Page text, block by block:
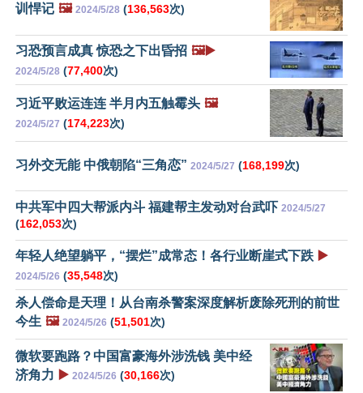
训悍记 🖼️ 2024/5/28 (136,563次)
习恐预言成真 惊恐之下出昏招 🖼️▶️
2024/5/28 (77,400次)
习近平败运连连 半月内五触霉头 🖼️
2024/5/27 (174,223次)
习外交无能 中俄朝陷“三角恋” 2024/5/27 (168,199次)
中共军中四大帮派内斗 福建帮主发动对台武吓 2024/5/27
(162,053次)
年轻人绝望躺平，“摆烂”成常态！各行业断崖式下跌 ▶️
2024/5/26 (35,548次)
杀人偿命是天理！从台南杀警案深度解析废除死刑的前世
今生 🖼️ 2024/5/26 (51,501次)
微软要跑路？中国富豪海外涉洗钱 美中经
济角力 ▶️ 2024/5/26 (30,166次)